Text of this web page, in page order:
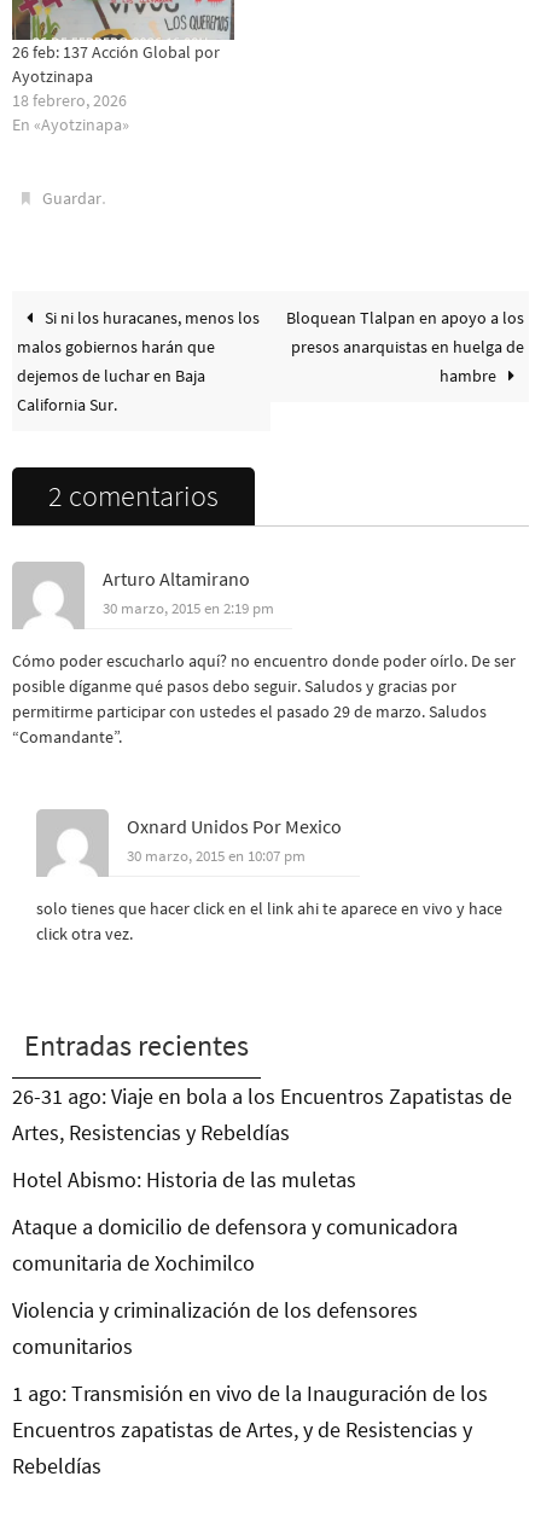
26 feb: 137 Acción Global por
Ayotzinapa
18 febrero, 2026
En «Ayotzinapa»
Guardar.
Si ni los huracanes, menos los
malos gobiernos harán que
dejemos de luchar en Baja
California Sur.
Bloquean Tlalpan en apoyo a los
presos anarquistas en huelga de
hambre
2 comentarios
Arturo Altamirano
30 marzo, 2015 en 2:19 pm
Cómo poder escucharlo aquí? no encuentro donde poder oírlo. De ser
posible díganme qué pasos debo seguir. Saludos y gracias por
permitirme participar con ustedes el pasado 29 de marzo. Saludos
“Comandante”.
Oxnard Unidos Por Mexico
30 marzo, 2015 en 10:07 pm
solo tienes que hacer click en el link ahi te aparece en vivo y hace
click otra vez.
Entradas recientes
26-31 ago: Viaje en bola a los Encuentros Zapatistas de
Artes, Resistencias y Rebeldías
Hotel Abismo: Historia de las muletas
Ataque a domicilio de defensora y comunicadora
comunitaria de Xochimilco
Violencia y criminalización de los defensores
comunitarios
1 ago: Transmisión en vivo de la Inauguración de los
Encuentros zapatistas de Artes, y de Resistencias y
Rebeldías